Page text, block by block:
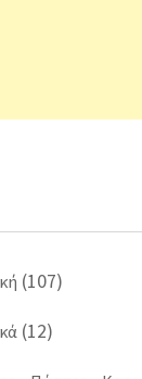
(107)
(12)